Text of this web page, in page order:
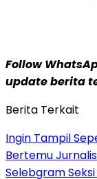
Follow
update berita
Berita Terkait
Ingin Tampil
Bertemu
Selebgram